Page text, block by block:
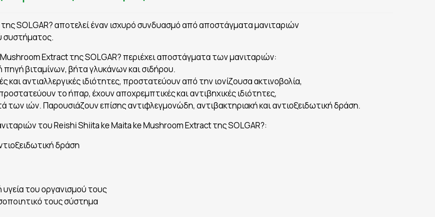
SOLGAR? αποτελεί έναν ισχυρό συνδυασμό από αποστάγματα μανιταριών
συστήματος.
Extract της SOLGAR? περιέχει αποστάγματα των μανιταριών:
πηγή βιταμίνων, βήτα γλυκάνων και σιδήρου.
αντιαλλεργικές ιδιότητες, προστατεύουν από την ιονίζουσα ακτινοβολία,
το ήπαρ, έχουν αποχρεμπτικές και αντιβηχικές ιδιότητες,
των ιών. Παρουσιάζουν επίσης αντιφλεγμονώδη, αντιβακτηριακή και αντιοξειδωτική δράση.
του Reishi Shiita ke Maita ke Mushroom Extract της SOLGAR?:
δράση
του οργανισμού τους
τους σύστημα